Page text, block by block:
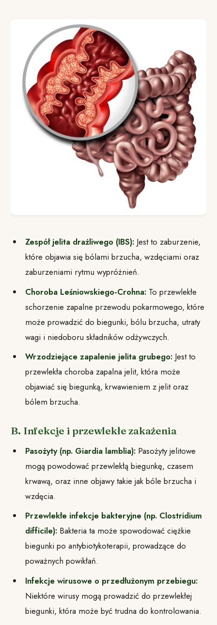
Zespół jelita drażliwego (IBS): Jest to zaburzenie,
które objawia się bólami brzucha, wzdęciami oraz
zaburzeniami rytmu wypróżnień.
Choroba Leśniowskiego-Crohna: To przewlekłe
schorzenie zapalne przewodu pokarmowego, które
może prowadzić do biegunki, bólu brzucha, utraty
wagi i niedoboru składników odżywczych.
Wrzodziejące zapalenie jelita grubego: Jest to
przewlekła choroba zapalna jelit, która może
objawiać się biegunką, krwawieniem z jelit oraz
bólem brzucha.
B. Infekcje i przewlekłe zakażenia
Pasożyty (np. Giardia lamblia):Pasożyty jelitowe
mogą powodować przewlekłą biegunkę, czasem
krwawą, oraz inne objawy takie jak bóle brzucha i
wzdęcia.
Przewlekłe infekcje bakteryjne (np. Clostridium
difficile): Bakteria ta może spowodować ciężkie
biegunki po antybiotykoterapii, prowadzące do
poważnych powikłań.
Infekcje wirusowe o przedłużonym przebiegu:
Niektóre wirusy mogą prowadzić do przewlekłej
biegunki, która może być trudna do kontrolowania.